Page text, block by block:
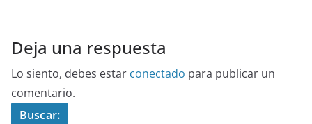
Deja una respuesta
Lo siento, debes estar conectado para publicar un
comentario.
Buscar: